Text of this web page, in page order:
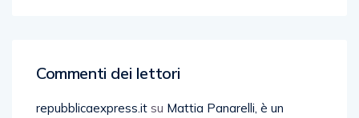
Commenti dei lettori
repubblicaexpress.it su Mattia Panarelli, è un